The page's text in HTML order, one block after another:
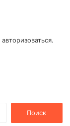
авторизоваться.